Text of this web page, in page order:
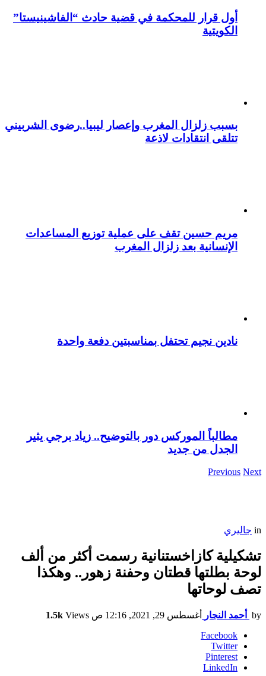
أول قرار للمحكمة في قضية حادث “الفاشينيستا”
الكويتية
بسبب زلزال المغرب وإعصار ليبيا..رضوى الشربيني
تتلقى انتقادات لاذعة
مريم حسين تقف على عملية توزيع المساعدات
الإنسانية بعد زلزال المغرب
نادين نجيم تحتفل بمناسبتين دفعة واحدة
مطالباً الموركس دور بالتوضيح.. زياد برجي يثير
الجدل من جديد
Previous Next
in جاليري
تشكيلية كازاخستنانية رسمت أكثر من ألف
لوحة بطلتها قطتان وحفنة زهور.. وهكذا
تصف لوحاتها
by أحمد النجار أغسطس 29, 2021, 12:16 ص 1.5k Views
Facebook
Twitter
Pinterest
LinkedIn